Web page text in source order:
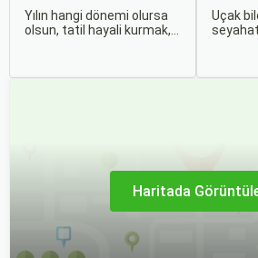
İpuçları
Yılın hangi dönemi olursa
olsun, tatil hayali kurmak,
Uçak
Haritada